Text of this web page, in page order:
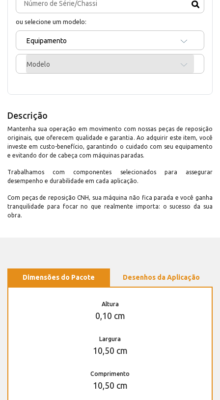
ou selecione um modelo:
Equipamento
Modelo
Descrição
Mantenha sua operação em movimento com nossas peças de reposição
originais, que oferecem qualidade e garantia. Ao adquirir este item, você
investe em custo-benefício, garantindo o cuidado com seu equipamento
e evitando dor de cabeça com máquinas paradas.
Trabalhamos com componentes selecionados para assegurar
desempenho e durabilidade em cada aplicação.
Com peças de reposição CNH, sua máquina não fica parada e você ganha
tranquilidade para focar no que realmente importa: o sucesso da sua
obra.
Dimensões do Pacote Desenhos da Aplicação
Altura
0,10 cm
Largura
10,50 cm
Comprimento
10,50 cm